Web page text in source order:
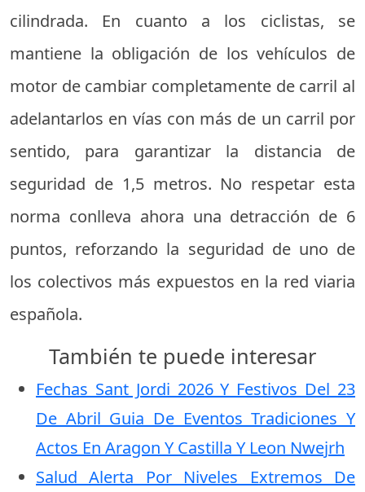
cilindrada. En cuanto a los ciclistas, se
mantiene la obligación de los vehículos de
motor de cambiar completamente de carril al
adelantarlos en vías con más de un carril por
sentido, para garantizar la distancia de
seguridad de 1,5 metros. No respetar esta
norma conlleva ahora una detracción de 6
puntos, reforzando la seguridad de uno de
los colectivos más expuestos en la red viaria
española.
También te puede interesar
Fechas Sant Jordi 2026 Y Festivos Del 23
De Abril Guia De Eventos Tradiciones Y
Actos En Aragon Y Castilla Y Leon Nwejrh
Salud Alerta Por Niveles Extremos De